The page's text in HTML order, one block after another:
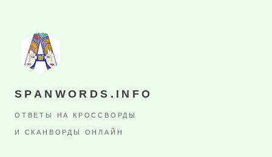
SPANWORDS.INFO
ОТВЕТЫ НА КРОССВОРДЫ
И СКАНВОРДЫ ОНЛАЙН